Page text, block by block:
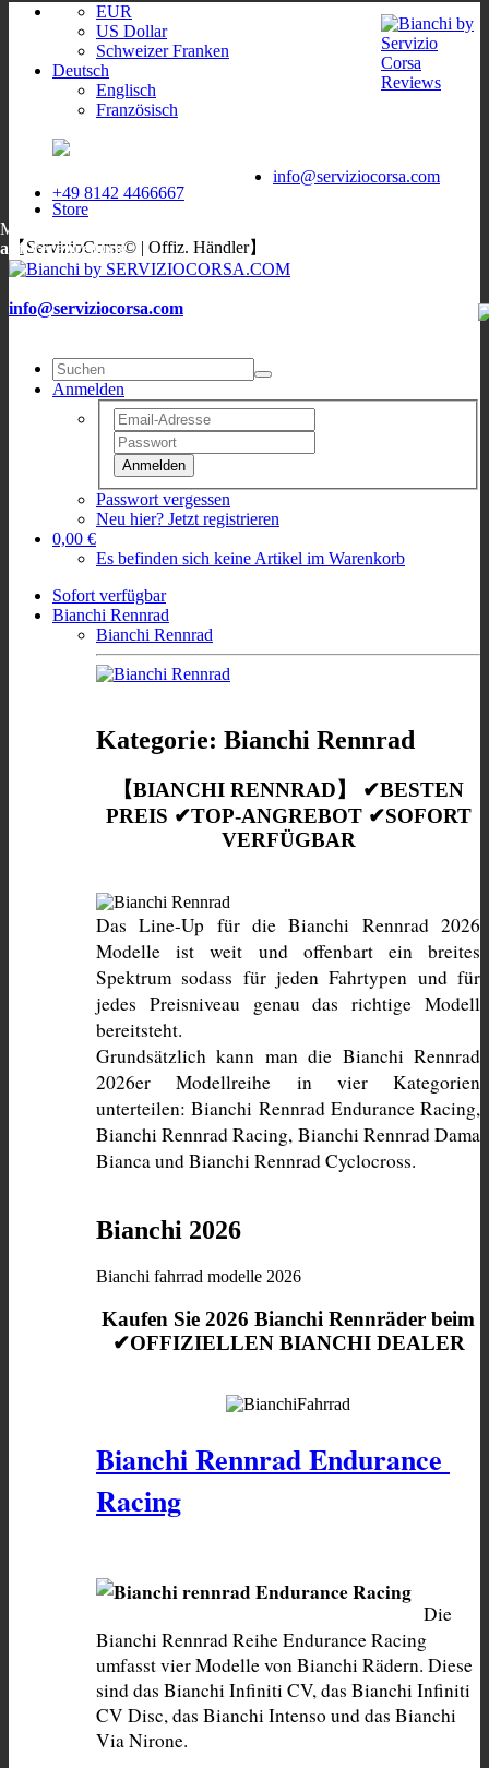
EUR
US Dollar
Schweizer Franken
Deutsch
Englisch
Französisch
info@serviziocorsa.com
+49 8142 4466667
Store
Mo, Di, Do, Fr:
auf Verabredung
【ServizioCorsa© | Offiz. Händler】
info@serviziocorsa.com
Anmelden
Anmelden
Passwort vergessen
Neu hier? Jetzt registrieren
0,00 €
Es befinden sich keine Artikel im Warenkorb
Sofort verfügbar
Bianchi Rennrad
Bianchi Rennrad
Kategorie: Bianchi Rennrad
【BIANCHI RENNRAD】 ✔BESTEN
PREIS ✔TOP-ANGREBOT ✔SOFORT
VERFÜGBAR
Das Line-Up für die Bianchi Rennrad 2026
Modelle ist weit und offenbart ein breites
Spektrum sodass für jeden Fahrtypen und für
jedes Preisniveau genau das richtige Modell
bereitsteht.
Grundsätzlich kann man die Bianchi Rennrad
2026er Modellreihe in vier Kategorien
unterteilen: Bianchi Rennrad Endurance Racing,
Bianchi Rennrad Racing, Bianchi Rennrad Dama
Bianca und Bianchi Rennrad Cyclocross.
Bianchi 2026
Bianchi fahrrad modelle 2026
Kaufen Sie 2026 Bianchi Rennräder beim
✔OFFIZIELLEN BIANCHI DEALER
Bianchi Rennrad Endurance
Racing
Die
Bianchi Rennrad Reihe Endurance Racing
umfasst vier Modelle von Bianchi Rädern. Diese
sind das Bianchi Infiniti CV, das Bianchi Infiniti
CV Disc, das Bianchi Intenso und das Bianchi
Via Nirone.